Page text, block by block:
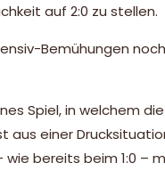
auf 2:0 zu stellen.
Bemühungen
Spiel, in welchem
aus einer
bereits beim 1:0 –